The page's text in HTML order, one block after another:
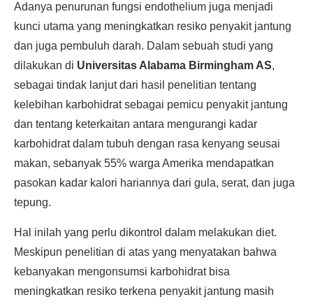
Adanya penurunan fungsi endothelium juga menjadi
kunci utama yang meningkatkan resiko penyakit jantung
dan juga pembuluh darah. Dalam sebuah studi yang
dilakukan di Universitas Alabama Birmingham AS,
sebagai tindak lanjut dari hasil penelitian tentang
kelebihan karbohidrat sebagai pemicu penyakit jantung
dan tentang keterkaitan antara mengurangi kadar
karbohidrat dalam tubuh dengan rasa kenyang seusai
makan, sebanyak 55% warga Amerika mendapatkan
pasokan kadar kalori hariannya dari gula, serat, dan juga
tepung.
Hal inilah yang perlu dikontrol dalam melakukan diet.
Meskipun penelitian di atas yang menyatakan bahwa
kebanyakan mengonsumsi karbohidrat bisa
meningkatkan resiko terkena penyakit jantung masih